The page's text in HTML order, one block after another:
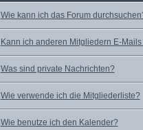
Wie kann ich das Forum
Kann ich anderen Mitgliedern E-
Was sind private Nachrichten?
Wie verwende ich die Mitgliederliste?
Wie benutze ich den Kalender?